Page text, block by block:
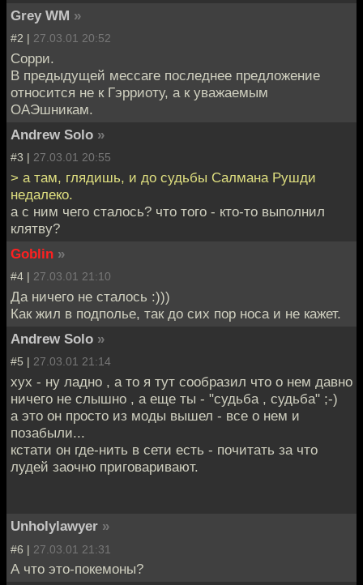
Grey WM »
#2 | 27.03.01 20:52
Сорри.
В предыдущей мессаге последнее предложение
относится не к Гэрриоту, а к уважаемым
ОАЭшникам.
Andrew Solo »
#3 | 27.03.01 20:55
> а там, глядишь, и до судьбы Салмана Рушди
недалеко.
а с ним чего сталось? что того - кто-то выполнил
клятву?
Goblin »
#4 | 27.03.01 21:10
Да ничего не сталось :)))
Как жил в подполье, так до сих пор носа и не кажет.
Andrew Solo »
#5 | 27.03.01 21:14
хух - ну ладно , а то я тут сообразил что о нем давно
ничего не слышно , а еще ты - "судьба , судьба" ;-)
а это он просто из моды вышел - все о нем и
позабыли...
кстати он где-нить в сети есть - почитать за что
лудей заочно приговаривают.
Unholylawyer »
#6 | 27.03.01 21:31
А что это-покемоны?